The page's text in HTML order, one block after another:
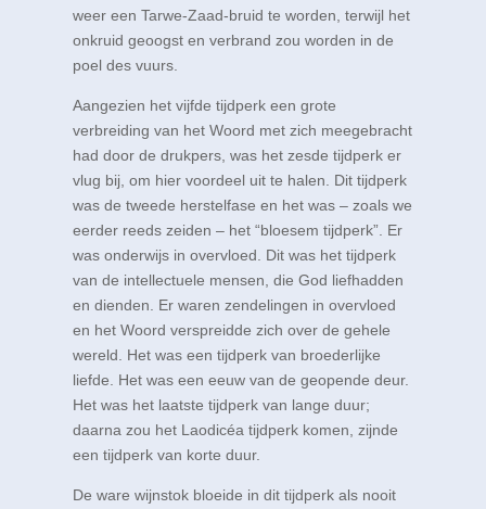
weer een Tarwe-Zaad-bruid te worden, terwijl het
onkruid geoogst en verbrand zou worden in de
poel des vuurs.
Aangezien het vijfde tijdperk een grote
verbreiding van het Woord met zich meegebracht
had door de drukpers, was het zesde tijdperk er
vlug bij, om hier voordeel uit te halen. Dit tijdperk
was de tweede herstelfase en het was – zoals we
eerder reeds zeiden – het “bloesem tijdperk”. Er
was onderwijs in overvloed. Dit was het tijdperk
van de intellectuele mensen, die God liefhadden
en dienden. Er waren zendelingen in overvloed
en het Woord verspreidde zich over de gehele
wereld. Het was een tijdperk van broederlijke
liefde. Het was een eeuw van de geopende deur.
Het was het laatste tijdperk van lange duur;
daarna zou het Laodicéa tijdperk komen, zijnde
een tijdperk van korte duur.
De ware wijnstok bloeide in dit tijdperk als nooit